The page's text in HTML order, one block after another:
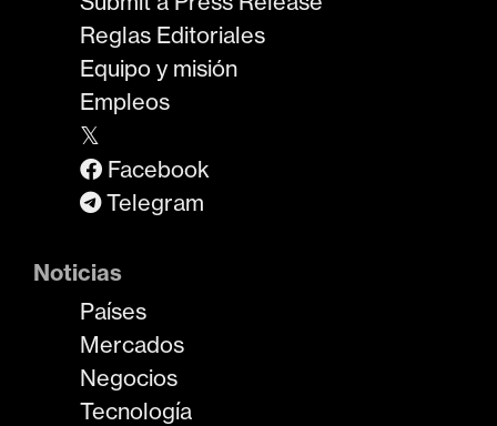
Reglas Editoriales
Equipo y misión
Empleos
𝕏
Facebook
Telegram
Noticias
Países
Mercados
Negocios
Tecnología